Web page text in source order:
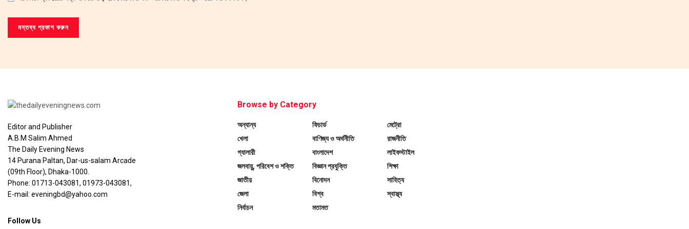
Editor and Publisher
A.B.M Salim Ahmed
The Daily Evening News
14 Purana Paltan, Dar-us-salam Arcade
(09th Floor), Dhaka-1000.
Phone: 01713-043081, 01973-043081,
E-mail: eveningbd@yahoo.com
Follow Us
Browse by Category
অন্যান্য
খেলা
গ্যালারী
জলবায়ু, পরিবেশ ও শক্তি
জাতীয়
জেলা
নির্বাচন
ফিচার্ড
বাণিজ্য ও অর্থনীতি
বাংলাদেশ
বিজ্ঞান প্রযুক্তি
বিনোদন
বিশ্ব
মতামত
মেট্রো
রাজনীতি
লাইফস্টাইল
শিক্ষা
সাহিত্য
স্বাস্থ্য